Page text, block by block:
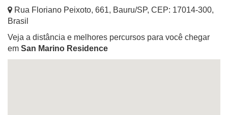
Rua Floriano Peixoto, 661, Bauru/SP, CEP: 17014-300,
Brasil
Veja a distância e melhores percursos para você chegar
em San Marino Residence